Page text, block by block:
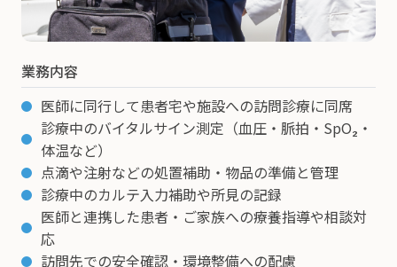
業務内容
医師に同行して患者宅や施設への訪問診療に同席
診療中のバイタルサイン測定（血圧・脈拍・SpO₂・
体温など）
点滴や注射などの処置補助・物品の準備と管理
診療中のカルテ入力補助や所見の記録
医師と連携した患者・ご家族への療養指導や相談対
応
訪問先での安全確認・環境整備への配慮